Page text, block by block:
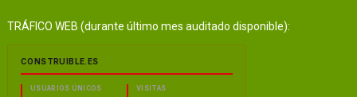
TRÁFICO WEB (durante último mes auditado disponible):